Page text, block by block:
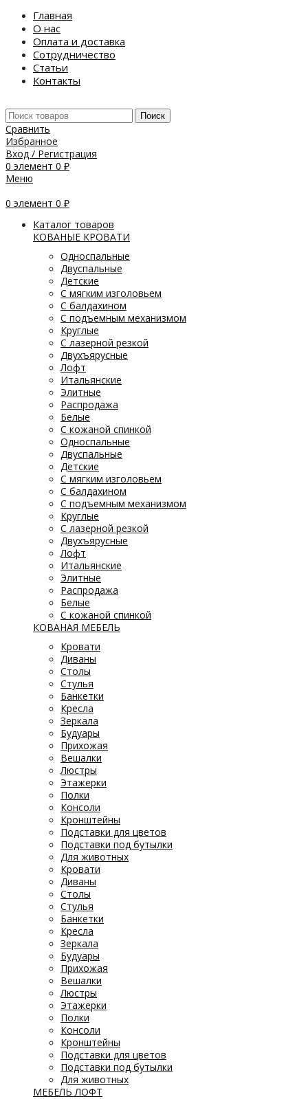
Главная
О нас
Оплата и доставка
Сотрудничество
Статьи
Контакты
Поиск
Сравнить
Избранное
Вход / Регистрация
0 элемент 0 ₽
Меню
0 элемент 0 ₽
Каталог товаров
КОВАНЫЕ КРОВАТИ
Односпальные
Двуспальные
Детские
С мягким изголовьем
С балдахином
С подъемным механизмом
Круглые
С лазерной резкой
Двухъярусные
Лофт
Итальянские
Элитные
Распродажа
Белые
С кожаной спинкой
Односпальные
Двуспальные
Детские
С мягким изголовьем
С балдахином
С подъемным механизмом
Круглые
С лазерной резкой
Двухъярусные
Лофт
Итальянские
Элитные
Распродажа
Белые
С кожаной спинкой
КОВАНАЯ МЕБЕЛЬ
Кровати
Диваны
Столы
Стулья
Банкетки
Кресла
Зеркала
Будуары
Прихожая
Вешалки
Люстры
Этажерки
Полки
Консоли
Кронштейны
Подставки для цветов
Подставки под бутылки
Для животных
Кровати
Диваны
Столы
Стулья
Банкетки
Кресла
Зеркала
Будуары
Прихожая
Вешалки
Люстры
Этажерки
Полки
Консоли
Кронштейны
Подставки для цветов
Подставки под бутылки
Для животных
МЕБЕЛЬ ЛОФТ